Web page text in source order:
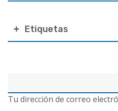
electrónico
Tu dirección de correo
Etiquetas